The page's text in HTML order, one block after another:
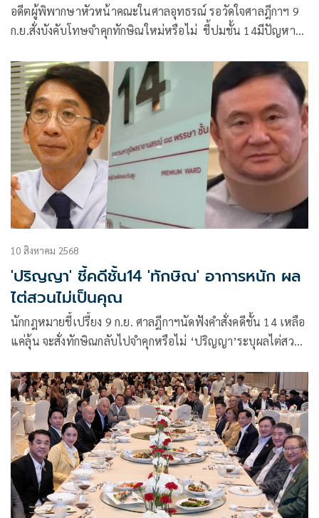
อดีตผู้พิพากษาหัวหน้าคณะในศาลอุทธรณ์ รอวัดใจศาลฎีกาฯ 9
ก.ย.สั่งบังคับโทษจำคุกทักษิณใหม่หรือไม่ ชี้ปมชั้น 14มีปัญหา
เฉพาะการใช้อำนาจเข้าไต่สวน
10 สิงหาคม 2568
'ปริญญา' ชี้คดีชั้น14 'ทักษิณ' อาการหนัก ผล
ไต่สวนไม่เป็นคุณ
นักกฎหมายชี้เปรี้ยง 9 ก.ย. ศาลฎีกาฯนัดฟังคำสั่งคดีชั้น 14 เหลือ
แค่ลุ้น จะสั่งทักษิณกลับไปจำคุกหรือไม่ ‘ปริญญา’ระบุผลไต่สวน
ไม่ตรงข้อเท็จจริงจนแพทยสภาลงโทษสองหมอ